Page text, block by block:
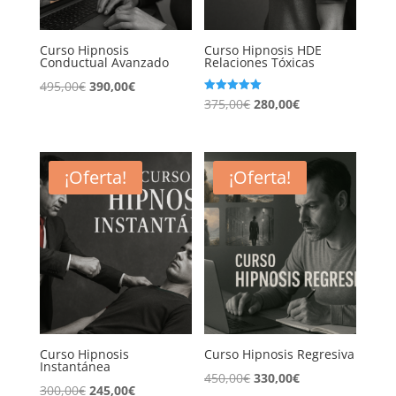
Curso Hipnosis
Conductual Avanzado
495,00€ El
era:
495,00€.
390,00€El
es:
390,00€.
Curso Hipnosis HDE
Relaciones Tóxicas
Valorado
con
375,00€ El
original
era:
375,00€.
280,00€El
actual
280,00€.
¡Oferta!
Curso Hipnosis
Instantánea
300,00€ El
245,00€El
¡Oferta!
Curso Hipnosis Regresiva
450,00€ El
330,00€El